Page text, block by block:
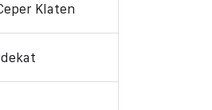
Klaten